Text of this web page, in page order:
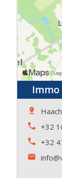
+32
+32